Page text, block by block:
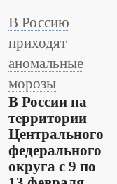
В Россию
приходят
аномальные
морозы
В России на
территории
Центрального
федерального
округа с 9 по